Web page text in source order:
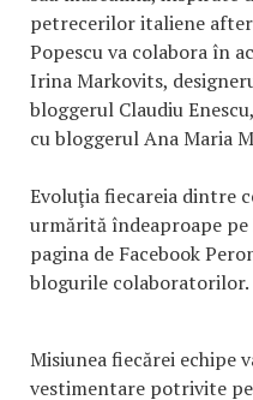
petrecerilor italiene
Popescu va colabora în
Irina Markovits,
bloggerul Claudiu
cu bloggerul Ana Maria
Evoluţia fiecareia dintre
urmărită îndeaproape
pagina de Facebook
blogurile colaboratorilor.
Misiunea fiecărei echipe
vestimentare potrivite